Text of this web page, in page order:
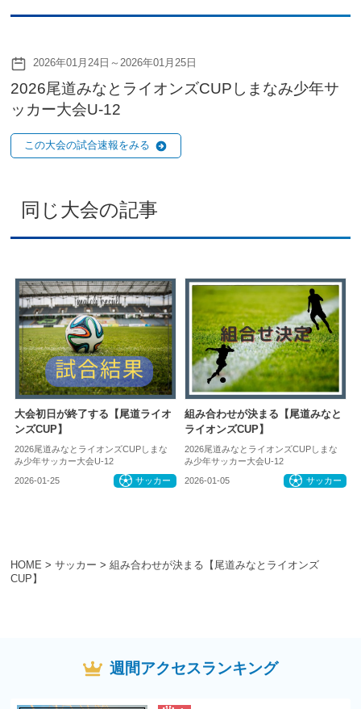
HOME > サッカー > 組み合わせが決まる【尾道みなとライオンズ
CUP】
2026年01月24日～2026年01月25日
2026尾道みなとライオンズCUPしまなみ少年サ
ッカー大会U-12
この大会の試合速報をみる
同じ大会の記事
大会初日が終了する【尾道ライオ
ンズCUP】
2026尾道みなとライオンズCUPしまな
み少年サッカー大会U-12
2026-01-25 サッカー
組み合わせが決まる【尾道みなと
ライオンズCUP】
2026尾道みなとライオンズCUPしまな
み少年サッカー大会U-12
2026-01-05 サッカー
週間アクセスランキング